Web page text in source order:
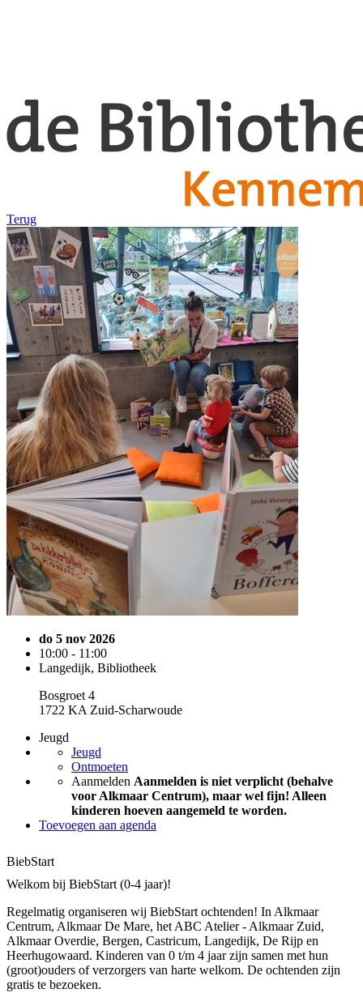
Terug
do 5 nov 2026
10:00 - 11:00
Langedijk, Bibliotheek
Bosgroet 4
1722 KA Zuid-Scharwoude
Jeugd
Jeugd
Ontmoeten
Aanmelden Aanmelden is niet verplicht (behalve
voor Alkmaar Centrum), maar wel fijn! Alleen
kinderen hoeven aangemeld te worden.
Toevoegen aan agenda
BiebStart
Welkom bij BiebStart (0-4 jaar)!
Regelmatig organiseren wij BiebStart ochtenden! In Alkmaar
Centrum, Alkmaar De Mare, het ABC Atelier - Alkmaar Zuid,
Alkmaar Overdie, Bergen, Castricum, Langedijk, De Rijp en
Heerhugowaard. Kinderen van 0 t/m 4 jaar zijn samen met hun
(groot)ouders of verzorgers van harte welkom. De ochtenden zijn
gratis te bezoeken.